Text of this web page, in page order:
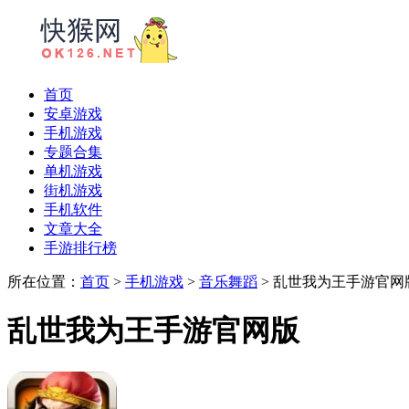
首页
安卓游戏
手机游戏
专题合集
单机游戏
街机游戏
手机软件
文章大全
手游排行榜
所在位置： 首页 > 手机游戏 > 音乐舞蹈 > 乱世我为王手游官网
乱世我为王手游官网版